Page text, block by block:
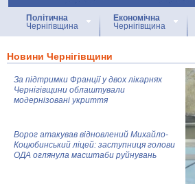
Політична
Чернігівщина
Економічна
Чернігівщина
Новини Чернігівщини
За підтримки Франції у двох лікарнях
Чернігівщини облаштували
модернізовані укриття
Ворог атакував відновлений Михайло-
Коцюбинський ліцей: заступниця голови
ОДА оглянула масштаби руйнувань